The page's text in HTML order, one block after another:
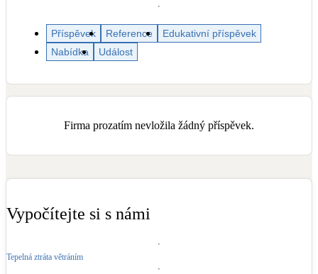
Větrání s rekuperací
Teplovzdušné vytápění
Rekonstrukce
Kotle
Příspěvek Reference
Edukativní příspěvek
Nabídka
Událost
Firma prozatím nevložila žádný příspěvek.
Vypočítejte si s námi
Tepelná ztráta větráním